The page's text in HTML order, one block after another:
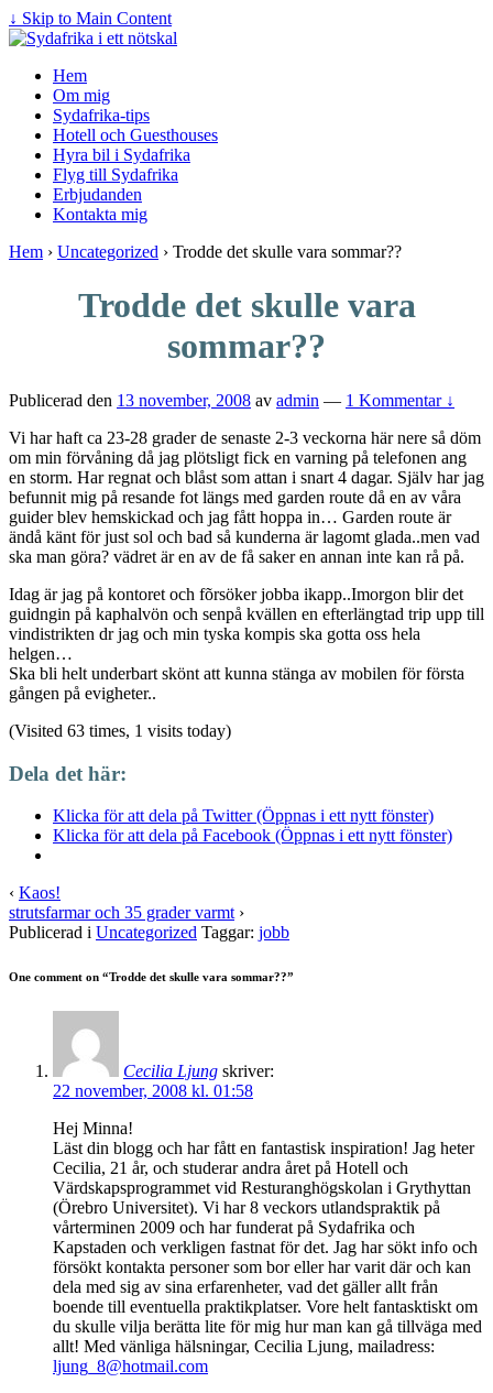
↓ Skip to Main Content
Hem
Om mig
Sydafrika-tips
Hotell och Guesthouses
Hyra bil i Sydafrika
Flyg till Sydafrika
Erbjudanden
Kontakta mig
Hem › Uncategorized › Trodde det skulle vara sommar??
Trodde det skulle vara
sommar??
Publicerad den 13 november, 2008 av admin — 1 Kommentar ↓
Vi har haft ca 23-28 grader de senaste 2-3 veckorna här nere så döm
om min förvåning då jag plötsligt fick en varning på telefonen ang
en storm. Har regnat och blåst som attan i snart 4 dagar. Själv har jag
befunnit mig på resande fot längs med garden route då en av våra
guider blev hemskickad och jag fått hoppa in… Garden route är
ändå känt för just sol och bad så kunderna är lagomt glada..men vad
ska man göra? vädret är en av de få saker en annan inte kan rå på.
Idag är jag på kontoret och fõrsöker jobba ikapp..Imorgon blir det
guidngin på kaphalvön och senpå kvällen en efterlängtad trip upp till
vindistrikten dr jag och min tyska kompis ska gotta oss hela
helgen…
Ska bli helt underbart skönt att kunna stänga av mobilen för första
gången på evigheter..
(Visited 63 times, 1 visits today)
Dela det här:
Klicka för att dela på Twitter (Öppnas i ett nytt fönster)
Klicka för att dela på Facebook (Öppnas i ett nytt fönster)
‹ Kaos!
strutsfarmar och 35 grader varmt ›
Publicerad i Uncategorized Taggar: jobb
One comment on “Trodde det skulle vara sommar??”
Cecilia Ljung skriver:
22 november, 2008 kl. 01:58
Hej Minna!
Läst din blogg och har fått en fantastisk inspiration! Jag heter
Cecilia, 21 år, och studerar andra året på Hotell och
Värdskapsprogrammet vid Resturanghögskolan i Grythyttan
(Örebro Universitet). Vi har 8 veckors utlandspraktik på
vårterminen 2009 och har funderat på Sydafrika och
Kapstaden och verkligen fastnat för det. Jag har sökt info och
försökt kontakta personer som bor eller har varit där och kan
dela med sig av sina erfarenheter, vad det gäller allt från
boende till eventuella praktikplatser. Vore helt fantasktiskt om
du skulle vilja berätta lite för mig hur man kan gå tillväga med
allt! Med vänliga hälsningar, Cecilia Ljung, mailadress:
ljung_8@hotmail.com